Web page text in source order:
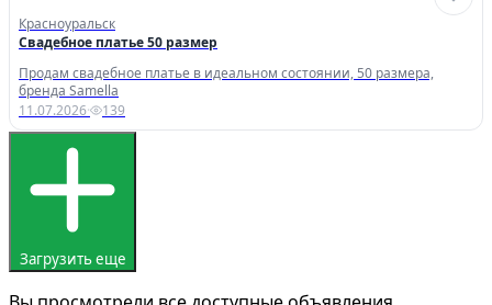
Красноуральск
Свадебное платье 50 размер
Продам свадебное платье в идеальном состоянии, 50 размера,
бренда Samella
11.07.2026· 139
Загрузить еще